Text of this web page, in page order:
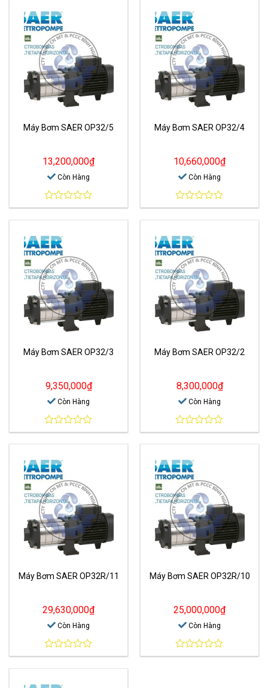
5
5
Máy Bơm SAER OP32/5
13,200,000₫
Còn Hàng
0
out
5
Máy Bơm SAER OP32/4
10,660,000₫
Còn Hàng
0
out
5
Máy Bơm SAER OP32/3
9,350,000₫
Còn Hàng
0
out
5
Máy Bơm SAER OP32/2
8,300,000₫
Còn Hàng
0
out
5
Máy Bơm SAER OP32R/11
29,630,000₫
Còn Hàng
0
out
Máy Bơm SAER OP32R/10
25,000,000₫
Còn Hàng
0